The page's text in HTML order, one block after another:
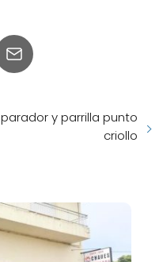
parador y parrilla punto
criollo